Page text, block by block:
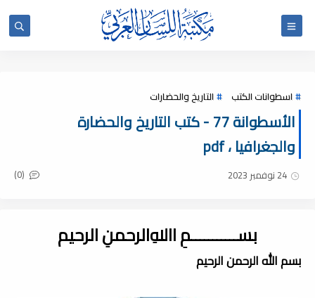
اسطوانات الكتب التاريخ والحضارات
الأسطوانة 77 - كتب التاريخ والحضارة
والجغرافيا ، pdf
24 نوفمبر 2023 (0)
بســـــــــــمِ اﷲِالرحمنِ الرحيم
بسم الله الرحمن الرحيم